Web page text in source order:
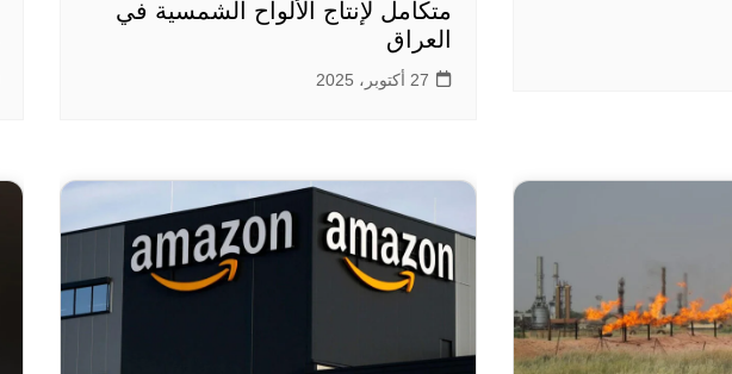
متكامل لإنتاج الألواح الشمسية في
العراق
27 أكتوبر، 2025